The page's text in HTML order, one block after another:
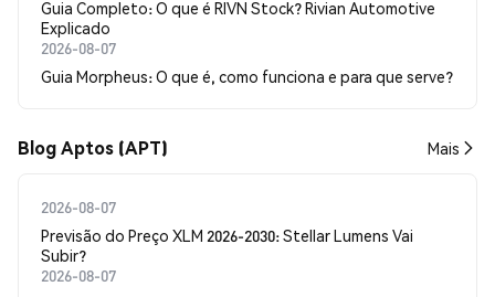
Guia Completo: O que é RIVN Stock? Rivian Automotive
Explicado
2026-08-07
Guia Morpheus: O que é, como funciona e para que serve?
Blog Aptos (APT) Mais
2026-08-07
Previsão do Preço XLM 2026-2030: Stellar Lumens Vai
Subir?
2026-08-07